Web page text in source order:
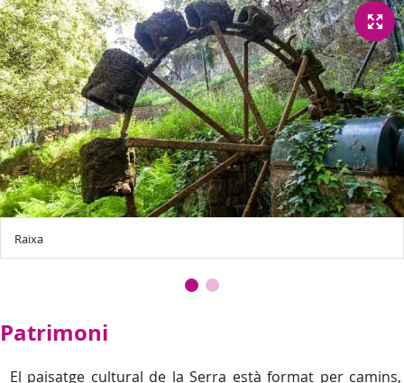
Raixa
Patrimoni
El paisatge cultural de la Serra està format per camins,